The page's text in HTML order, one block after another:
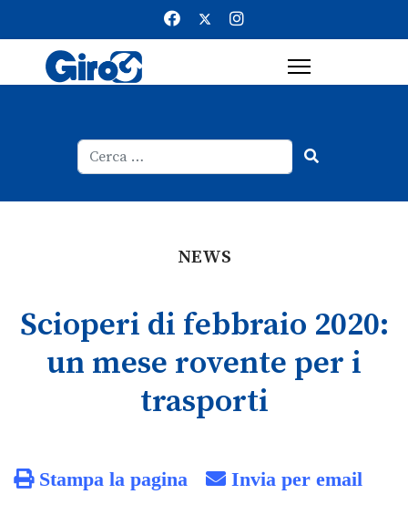
NEWS
Scioperi di febbraio 2020:
un mese rovente per i
trasporti
Stampa la pagina Invia per email